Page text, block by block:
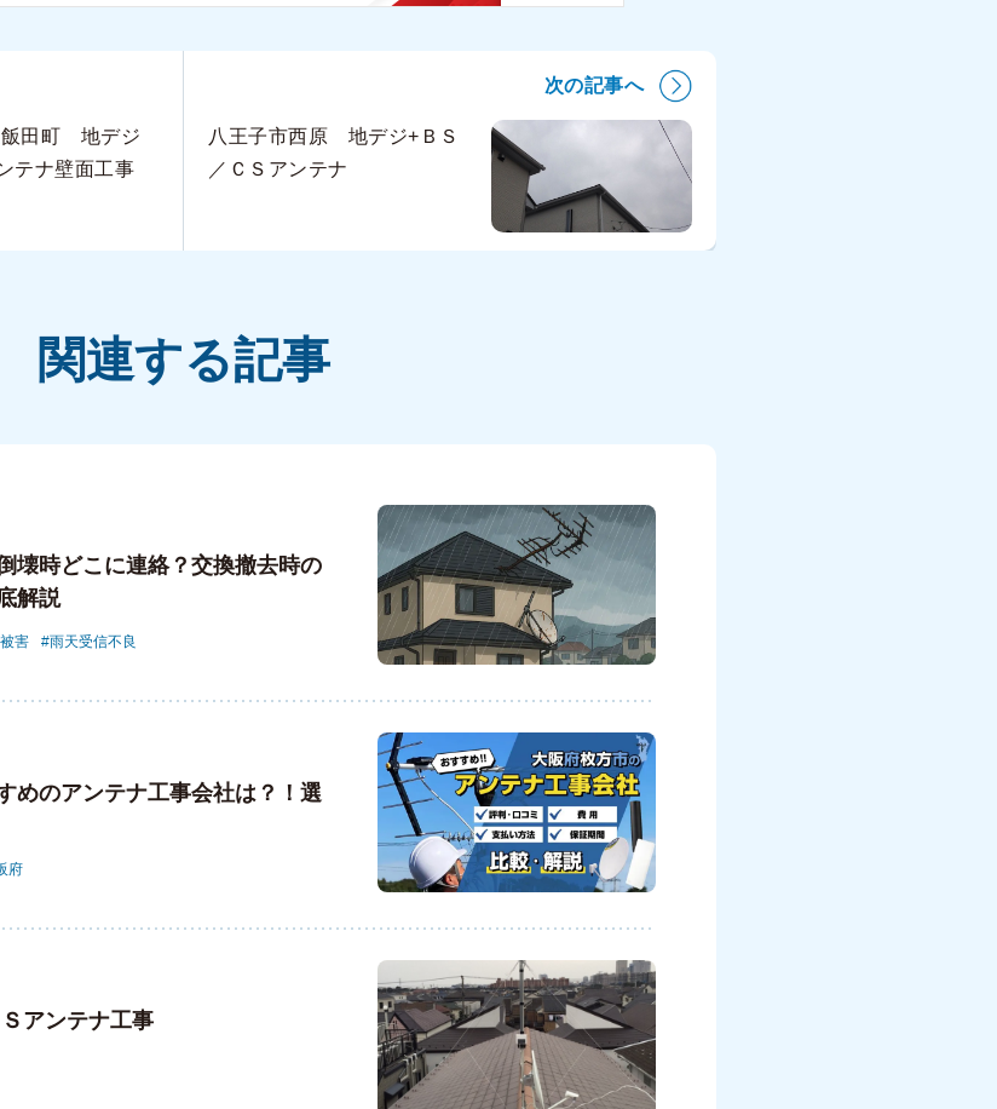
飯田町 地デジ
テナ壁面工事
次の記事へ
八王子市西原 地デジ+ＢＳ
／ＣＳアンテナ
関連する記事
壊時どこに連絡？交換撤去時の
解説
害 雨天受信不良
めのアンテナ工事会社は？！選
府
アンテナ工事